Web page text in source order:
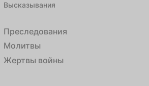
Высказывания
Преследования
Молитвы
Жертвы войны